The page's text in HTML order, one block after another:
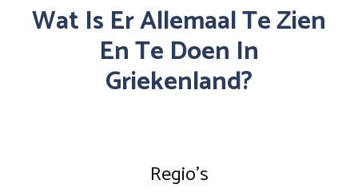
Wat Is Er Allemaal Te Zien
En Te Doen In
Griekenland?
Regio’s